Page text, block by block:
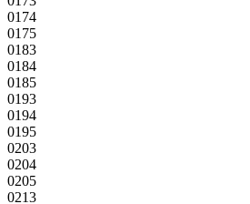
0174
0175
0183
0184
0185
0193
0194
0195
0203
0204
0205
0213